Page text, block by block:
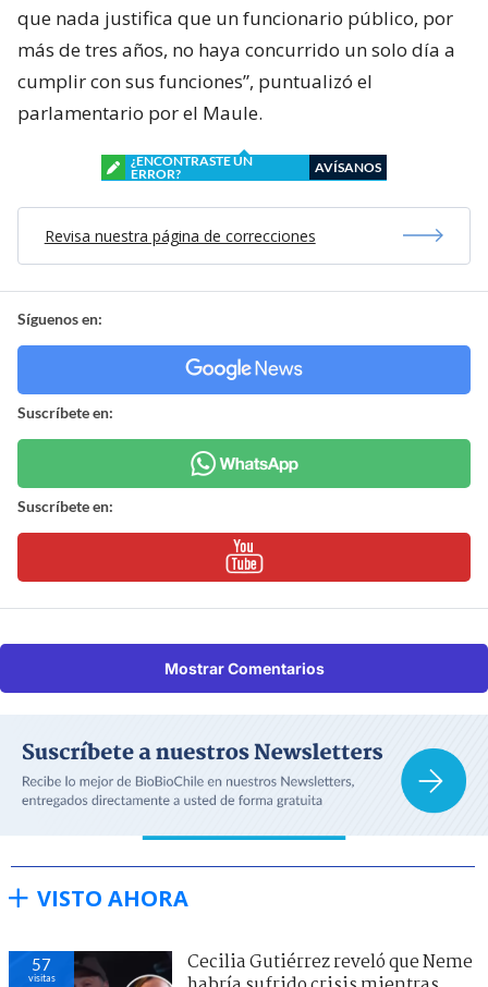
que nada justifica que un funcionario público, por
más de tres años, no haya concurrido un solo día a
cumplir con sus funciones”, puntualizó el
parlamentario por el Maule.
¿ENCONTRASTE UN
ERROR?
AVÍSANOS
Revisa nuestra página de correcciones
Síguenos en:
Suscríbete en:
Suscríbete en:
Mostrar Comentarios
VISTO AHORA
57
visitas
Cecilia Gutiérrez reveló que Neme